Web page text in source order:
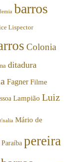
barros
Lispector
Colonia
ditadura
Fagner Filme
Lampião Luiz
Mário de
Paraíba pereira